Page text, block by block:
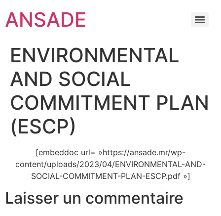
ANSADE
ENVIRONMENTAL
AND SOCIAL
COMMITMENT PLAN
(ESCP)
[embeddoc url= »https://ansade.mr/wp-
content/uploads/2023/04/ENVIRONMENTAL-AND-
SOCIAL-COMMITMENT-PLAN-ESCP.pdf »]
Laisser un commentaire